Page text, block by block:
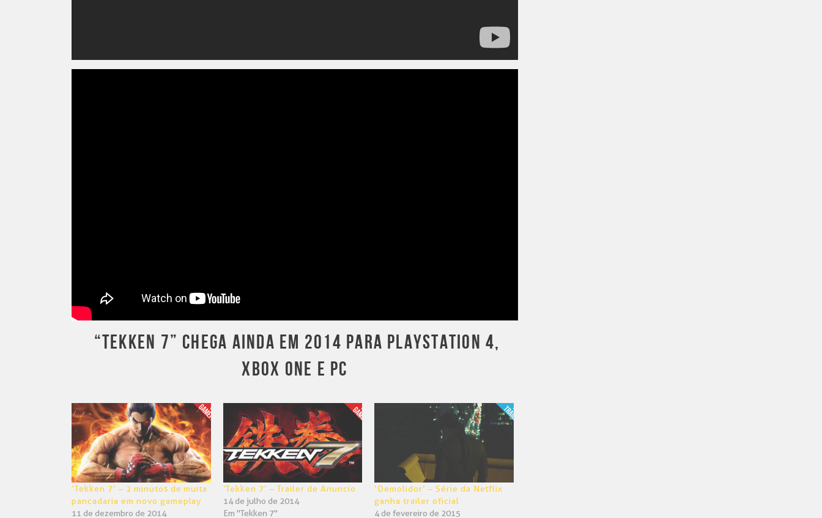
“TEKKEN 7” CHEGA AINDA EM 2014 PARA PLAYSTATION 4,
XBOX ONE E PC
‘Tekken 7’ – 2 minutos de muita
pancadaria em novo gameplay
11 de dezembro de 2014
‘Tekken 7’ – Trailer de Anuncio
14 de julho de 2014
Em "Tekken 7"
‘Demolidor’ – Série da Netflix
ganha trailer oficial
4 de fevereiro de 2015